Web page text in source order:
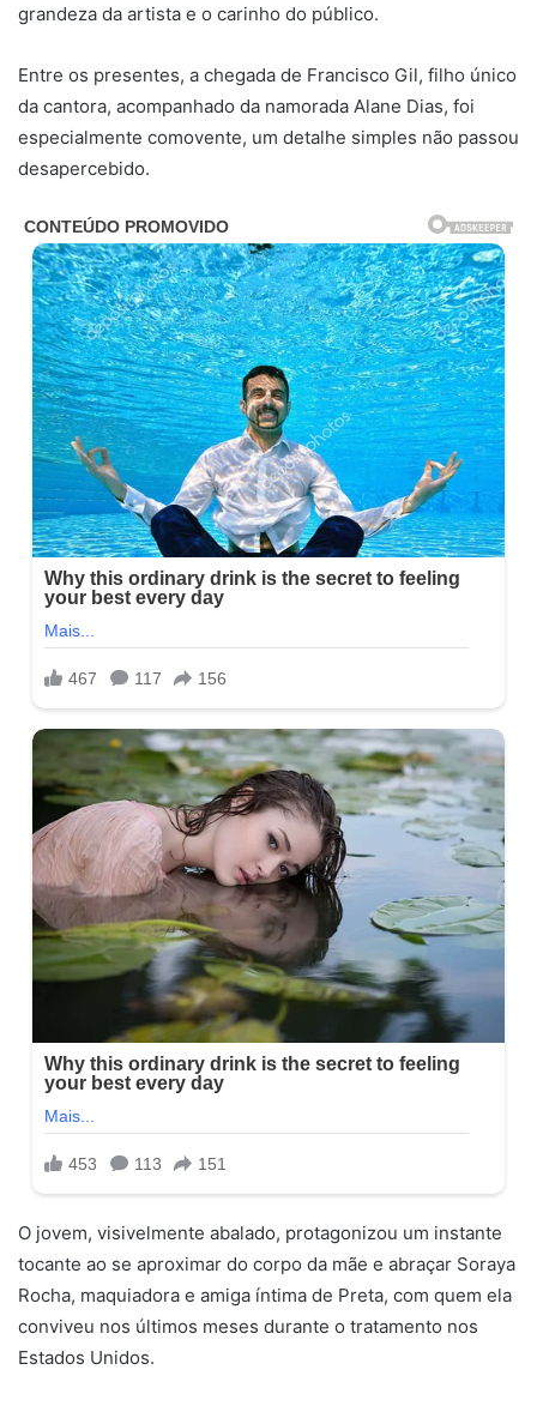
grandeza da artista e o carinho do público.
Entre os presentes, a chegada de Francisco Gil, filho único
da cantora, acompanhado da namorada Alane Dias, foi
especialmente comovente, um detalhe simples não passou
desapercebido.
O jovem, visivelmente abalado, protagonizou um instante
tocante ao se aproximar do corpo da mãe e abraçar Soraya
Rocha, maquiadora e amiga íntima de Preta, com quem ela
conviveu nos últimos meses durante o tratamento nos
Estados Unidos.